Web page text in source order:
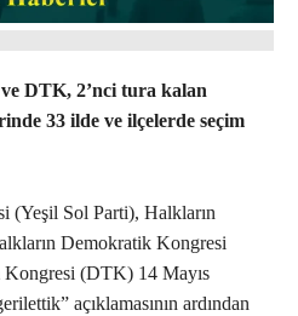
DTK, 2’nci tura kalan
33 ilde ve ilçelerde seçim
(Yeşil Sol Parti), Halkların
Demokratik Kongresi
(DTK) 14 Mayıs
açıklamasının ardından